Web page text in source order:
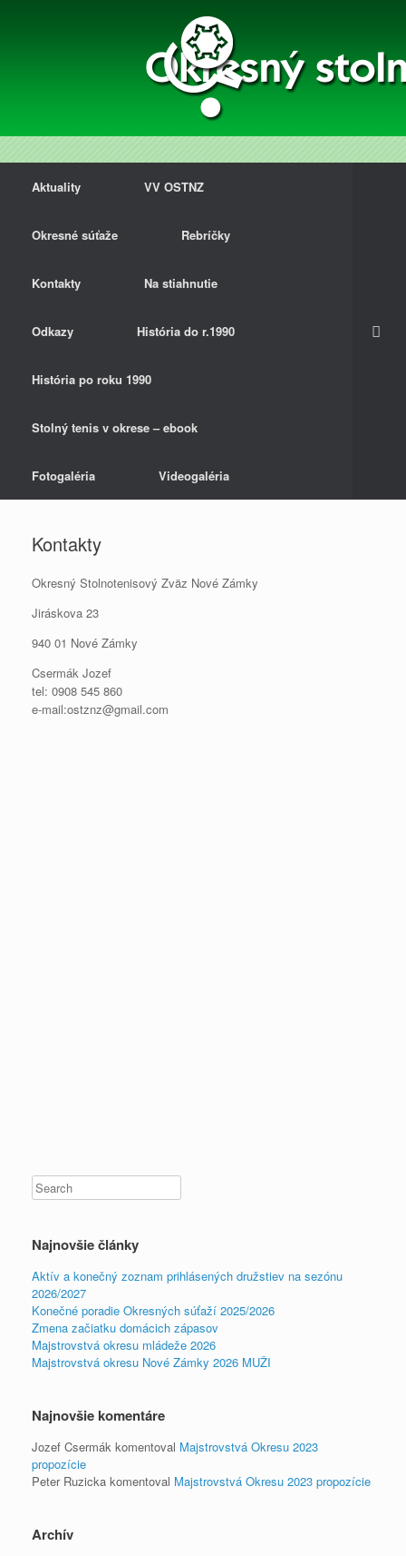
Aktuality VV OSTNZ
Okresné súťaže Rebríčky
Kontakty Na stiahnutie
Odkazy História do r.1990
História po roku 1990
Stolný tenis v okrese – ebook
Fotogaléria Videogaléria
Kontakty
Okresný Stolnotenisový Zväz Nové Zámky
Jiráskova 23
940 01 Nové Zámky
Csermák Jozef
tel: 0908 545 860
e-mail:ostznz@gmail.com
Najnovšie články
Aktív a konečný zoznam prihlásených družstiev na sezónu
2026/2027
Konečné poradie Okresných súťaží 2025/2026
Zmena začiatku domácich zápasov
Majstrovstvá okresu mládeže 2026
Majstrovstvá okresu Nové Zámky 2026 MUŽI
Najnovšie komentáre
Jozef Csermák komentoval Majstrovstvá Okresu 2023
propozície
Peter Ruzicka komentoval Majstrovstvá Okresu 2023 propozície
Archív